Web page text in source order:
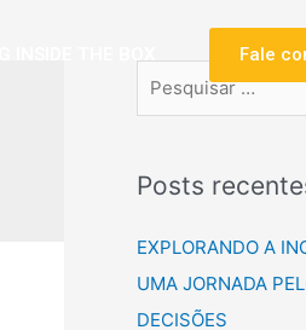
Fale
Posts
EXPLORANDO A
UMA JORNADA
DECISÕES